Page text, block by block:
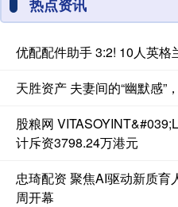
热点资讯
优配配件助手 3:2! 10人英格
天胜资产 夫妻间的“幽默感”
股粮网
计斥资3798.24万港元
忠琦配资 聚焦AI驱动新质育
周开幕